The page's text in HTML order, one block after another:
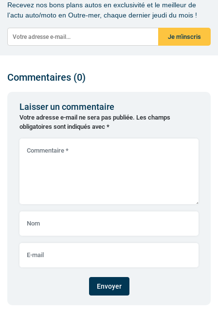
Recevez nos bons plans autos en exclusivité et le meilleur de
l’actu auto/moto en Outre-mer, chaque dernier jeudi du mois !
Je m'inscris
Commentaires (0)
Laisser un commentaire
Votre adresse e-mail ne sera pas publiée. Les champs
obligatoires sont indiqués avec *
Envoyer